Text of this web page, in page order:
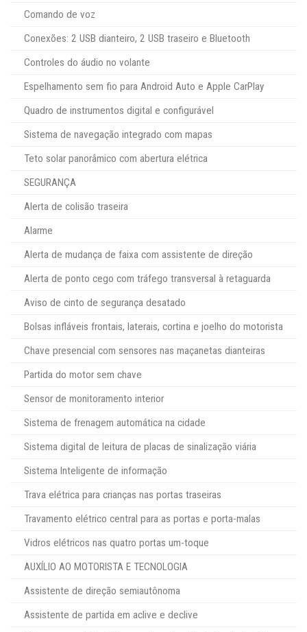
Comando de voz
Conexões: 2 USB dianteiro, 2 USB traseiro e Bluetooth
Controles do áudio no volante
Espelhamento sem fio para Android Auto e Apple CarPlay
Quadro de instrumentos digital e configurável
Sistema de navegação integrado com mapas
Teto solar panorâmico com abertura elétrica
SEGURANÇA
Alerta de colisão traseira
Alarme
Alerta de mudança de faixa com assistente de direção
Alerta de ponto cego com tráfego transversal à retaguarda
Aviso de cinto de segurança desatado
Bolsas infláveis frontais, laterais, cortina e joelho do motorista
Chave presencial com sensores nas maçanetas dianteiras
Partida do motor sem chave
Sensor de monitoramento interior
Sistema de frenagem automática na cidade
Sistema digital de leitura de placas de sinalização viária
Sistema Inteligente de informação
Trava elétrica para crianças nas portas traseiras
Travamento elétrico central para as portas e porta-malas
Vidros elétricos nas quatro portas um-toque
AUXÍLIO AO MOTORISTA E TECNOLOGIA
Assistente de direção semiautônoma
Assistente de partida em aclive e declive